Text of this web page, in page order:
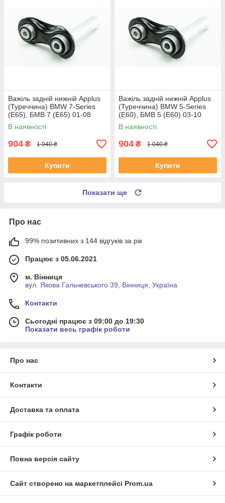
Важіль задній нижній Applus
(Туреччина) BMW 7-Series
(E65), БМВ 7 (Е65) 01-08
#13361AP UAKEZPA4
В наявності
904 ₴ 1 040 ₴
Купити
Важіль задній нижній Applus
(Туреччина) BMW 5-Series
(E60), БМВ 5 (Е60) 03-10
#13361AP UAQXUZP4
В наявності
904 ₴ 1 040 ₴
Купити
Показати ще
Про нас
99% позитивних з 144 відгуків за рік
Працює з 05.06.2021
м. Вінниця
вул. Якова Гальчевського 39, Вінниця, Україна
Контакти
Сьогодні працює з 09:00 до 19:30
Показати весь графік роботи
Про нас
Контакти
Доставка та оплата
Графік роботи
Повна версія сайту
Сайт створено на маркетплейсі Prom.ua